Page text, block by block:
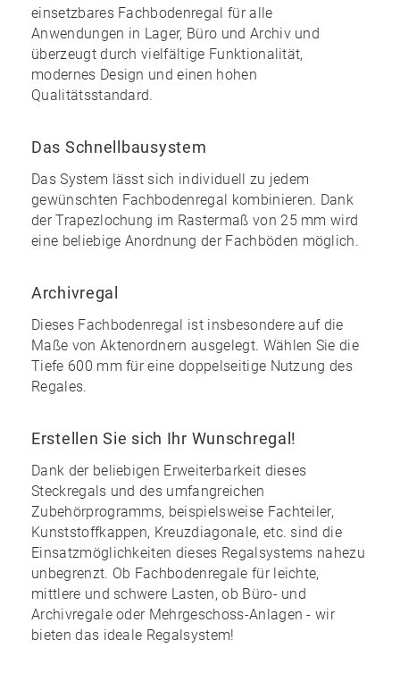
einsetzbares Fachbodenregal für alle
Anwendungen in Lager, Büro und Archiv und
überzeugt durch vielfältige Funktionalität,
modernes Design und einen hohen
Qualitätsstandard.
Das Schnellbausystem
Das System lässt sich individuell zu jedem
gewünschten Fachbodenregal kombinieren. Dank
der Trapezlochung im Rastermaß von 25 mm wird
eine beliebige Anordnung der Fachböden möglich.
Archivregal
Dieses Fachbodenregal ist insbesondere auf die
Maße von Aktenordnern ausgelegt. Wählen Sie die
Tiefe 600 mm für eine doppelseitige Nutzung des
Regales.
Erstellen Sie sich Ihr Wunschregal!
Dank der beliebigen Erweiterbarkeit dieses
Steckregals und des umfangreichen
Zubehörprogramms, beispielsweise Fachteiler,
Kunststoffkappen, Kreuzdiagonale, etc. sind die
Einsatzmöglichkeiten dieses Regalsystems nahezu
unbegrenzt. Ob Fachbodenregale für leichte,
mittlere und schwere Lasten, ob Büro- und
Archivregale oder Mehrgeschoss-Anlagen - wir
bieten das ideale Regalsystem!